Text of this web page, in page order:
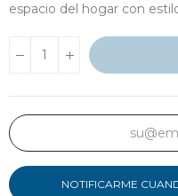
espacio del hogar con
NOTIFICARME